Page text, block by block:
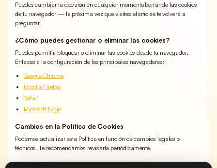
Puedes cambiar tu decisión en cualquier momento borrando las cookies
de tu navegador — la próxima vez que visites el sitio se te volverá a
preguntar.
¿Cómo puedes gestionar o eliminar las cookies?
Puedes permitir, bloquear o eliminar las cookies desde tu navegador.
Enlaces a la configuración de los principales navegadores:
Google Chrome
Mozilla Firefox
Safari
Microsoft Edge
Cambios en la Política de Cookies
Podemos actualizar esta Política en función de cambios legales o
técnicos. Te recomendamos revisarla periódicamente.
Contacto